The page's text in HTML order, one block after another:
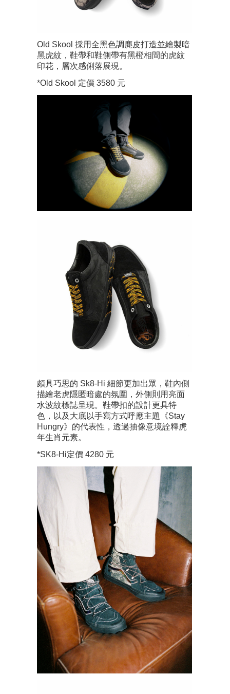
Old Skool 採用全黑色調麂皮打造並繪製暗
黑虎紋，鞋帶和鞋側帶有黑橙相間的虎紋
印花，層次感俐落展現。
*Old Skool 定價 3580 元
頗具巧思的 Sk8-Hi 細節更加出眾，鞋內側
描繪老虎隱匿暗處的氛圍，外側則用亮面
水波紋標誌呈現。鞋帶扣的設計更具特
色，以及大底以手寫方式呼應主題《Stay
Hungry》的代表性，透過抽像意境詮釋虎
年生肖元素。
*SK8-Hi定價 4280 元